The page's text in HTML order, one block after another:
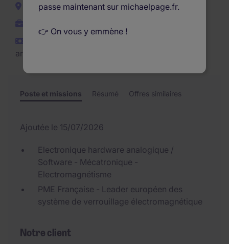
Massy
an
Poste et missions Résumé Offres similaires
Ajoutée le 15/07/2026
Electronique hardware analogique /
Software - Mécatronique -
Electromagnétisme
PME Française - Leader européen des
système de verrouillage électromagnétique
Notre client
passe maintenant sur michaelpage.fr.
👉 On vous y emmène !